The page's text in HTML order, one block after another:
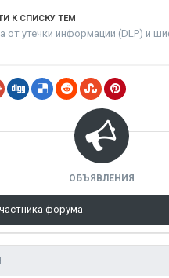
К СПИСКУ ТЕМ
от утечки информации (DLP) и
ОБЪЯВЛЕНИЯ
форума